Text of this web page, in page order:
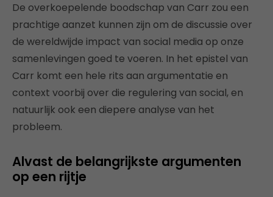
De overkoepelende boodschap van Carr zou een
prachtige aanzet kunnen zijn om de discussie over
de wereldwijde impact van social media op onze
samenlevingen goed te voeren. In het epistel van
Carr komt een hele rits aan argumentatie en
context voorbij over die regulering van social, en
natuurlijk ook een diepere analyse van het
probleem.
Alvast de belangrijkste argumenten
op een rijtje